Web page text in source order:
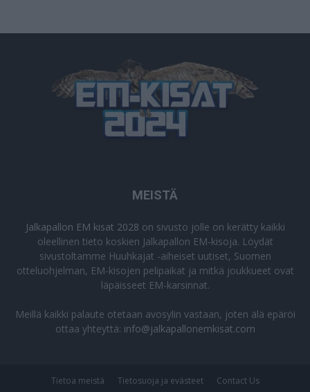
MEISTÄ
Jalkapallon EM kisat 2028 on sivusto jolle on kerätty kaikki
oleellinen tieto koskien Jalkapallon EM-kisoja. Löydät
sivustoltamme Huuhkajat -aiheiset uutiset, Suomen
otteluohjelman, EM-kisojen pelipaikat ja mitkä joukkueet ovat
läpäisseet EM-karsinnat.
Meillä kaikki palaute otetaan avosylin vastaan, joten älä epäröi
ottaa yhteyttä: info@jalkapallonemkisat.com
Tietoa meistä Tietosuoja ja evästeet Contact Us